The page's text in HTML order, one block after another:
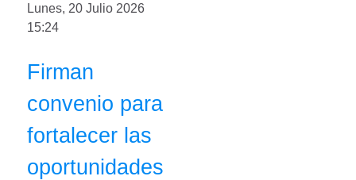
Lunes, 20 Julio 2026
15:24
Firman
convenio para
fortalecer las
oportunidades